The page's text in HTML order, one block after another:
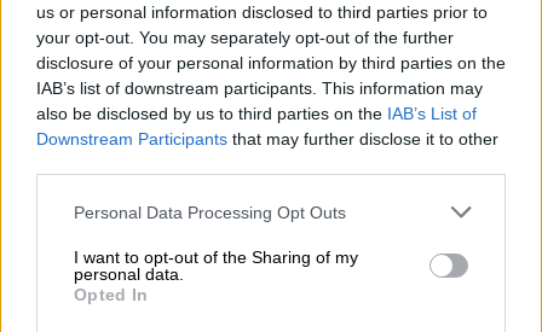
us or personal information disclosed to third parties prior to
your opt-out. You may separately opt-out of the further
disclosure of your personal information by third parties on the
IAB’s list of downstream participants. This information may
also be disclosed by us to third parties on the IAB’s List of
Downstream Participants that may further disclose it to other
Please note that this website/app uses one or more Google
not limited to your visit or usage behaviour. You may click to
grant or deny consent to Google and its third-party tags to
use your data for below specified purposes in below Google
Personal Data Processing Opt Outs
I want to opt-out of the Sharing of my
personal data.
Opted In
Τουρκίας. Σε κάθε περίπτωση όμως η
άσκηση θα πραγματοποιηθεί, όπως κάθε
φορά, με τις Ένοπλες Δυνάμεις να
βρίσκονται σε επαγρύπνηση και να
προετοιμάζονται για κάθε ενδεχόμενο.
Υπενθυμίζεται πως τις περιοχές στις
Τουρκίας θα ανακοινώσει σε τελετή ο ίδιος
Ρετζέπ Ταγίπ Ερντογάν